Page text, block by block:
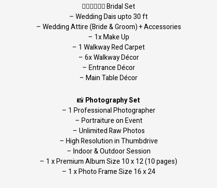
👰🏻‍♀️🤵🏻‍♂️ Bridal Set
– Wedding Dais upto 30 ft
– Wedding Attire (Bride & Groom) + Accessories
– 1x Make Up
– 1 Walkway Red Carpet
– 6x Walkway Décor
– Entrance Décor
– Main Table Décor
📸Photography Set
– 1 Professional Photographer
– Portraiture on Event
– Unlimited Raw Photos
– High Resolution in Thumbdrive
– Indoor & Outdoor Session
– 1 x Premium Album Size 10 x 12 (10 pages)
– 1 x Photo Frame Size 16 x 24